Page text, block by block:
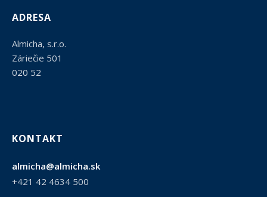
ADRESA
Almicha, s.r.o.
Záriečie 501
020 52
KONTAKT
almicha@almicha.sk
+421 42 4634 500